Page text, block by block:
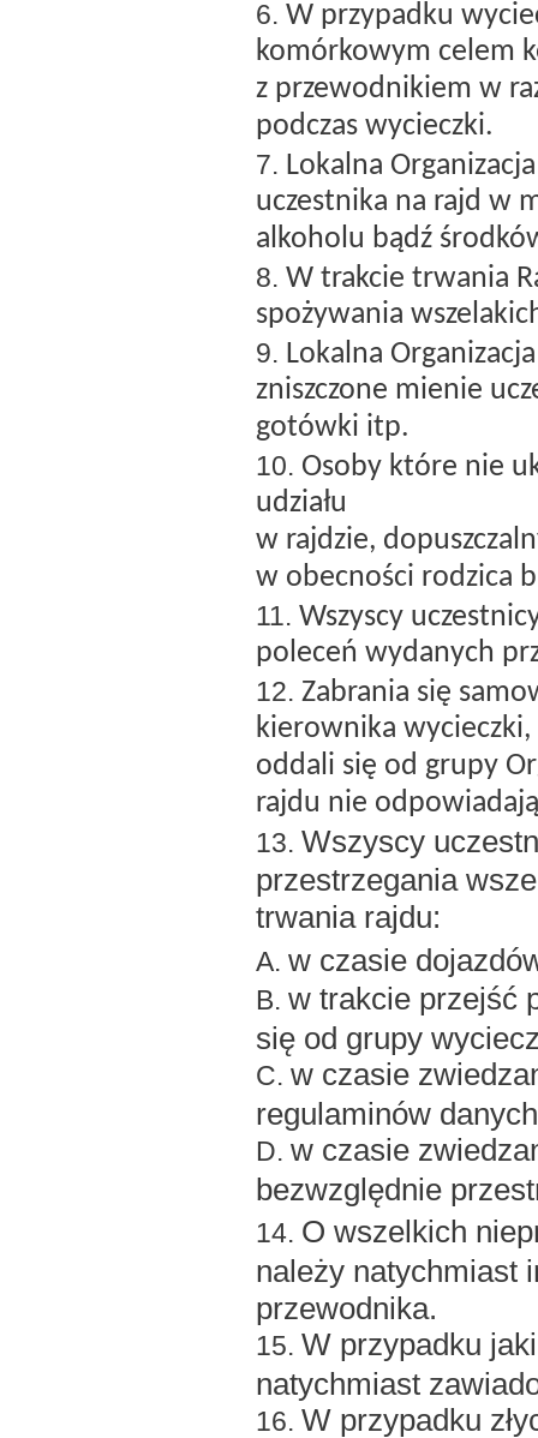
W przypadku
komórkowym celem
z przewodnikiem w
podczas wycieczki.
Lokalna
uczestnika na rajd w
alkoholu bądź
W trakcie trwania
spożywania
Lokalna
zniszczone mienie
gotówki itp.
Osoby które nie
udziału
w rajdzie,
w obecności rodzica
Wszyscy
poleceń wydanych
Zabrania się
kierownika
oddali się od grupy
rajdu nie
Wszyscy
przestrzegania
trwania rajdu:
w czasie
w trakcie przejść
się od grupy
w czasie
regulaminów
w czasie
bezwzględnie
O wszelkich
należy natychmiast
przewodnika.
W przypadku
natychmiast
W przypadku